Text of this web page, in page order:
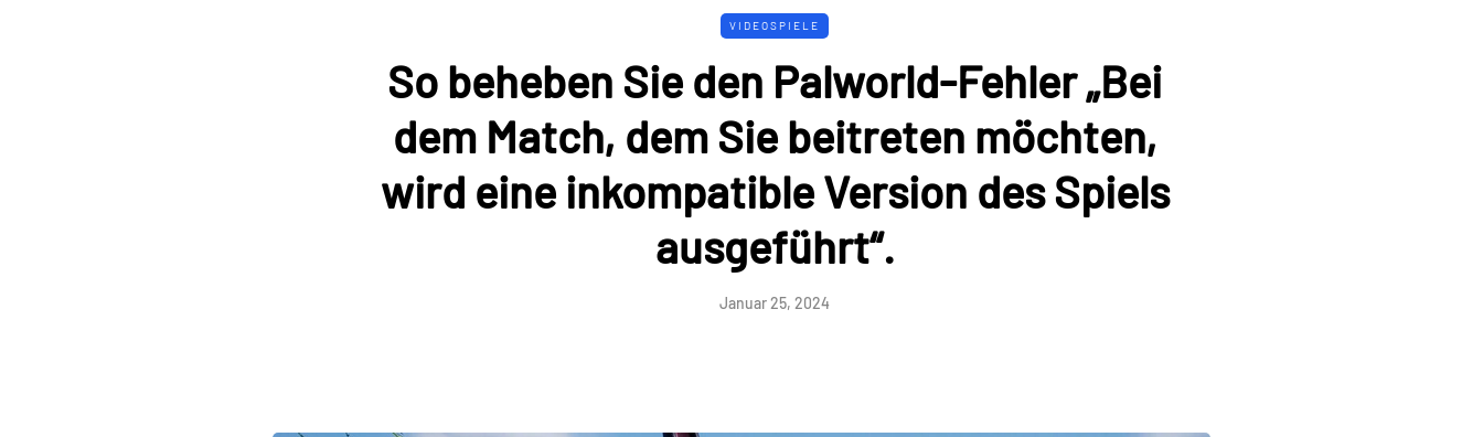
VIDEOSPIELE
So beheben Sie den Palworld-Fehler „Bei
dem Match, dem Sie beitreten möchten,
wird eine inkompatible Version des Spiels
ausgeführt“.
Januar 25, 2024